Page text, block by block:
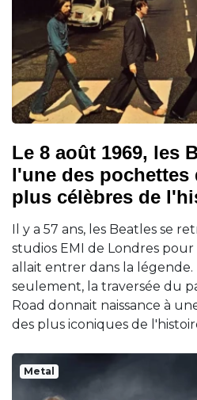
Le 8 août 1969, les
l'une des pochettes
plus célèbres de
Il y a 57 ans, les Beatles se
studios EMI de Londres
allait entrer dans la
seulement, la traversée du
Road donnait naissance à
des plus iconiques de
Metal